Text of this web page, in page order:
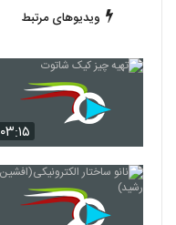
ویدیوهای مرتبط
۰۳:۱۵